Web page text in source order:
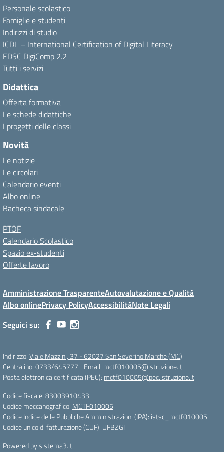
Personale scolastico
Famiglie e studenti
Indirizzi di studio
ICDL – International Certification of Digital Literacy
EDSC DigiComp 2.2
Tutti i servizi
Didattica
Offerta formativa
Le schede didattiche
I progetti delle classi
Novità
Le notizie
Le circolari
Calendario eventi
Albo online
Bacheca sindacale
PTOF
Calendario Scolastico
Spazio ex-studenti
Offerte lavoro
Amministrazione TrasparenteAutovalutazione e Qualità
Albo onlinePrivacy PolicyAccessibilitàNote Legali
Seguici su:
Indirizzo:Viale Mazzini, 37 - 62027 San Severino Marche (MC)
Centralino:0733/645777 Email: mctf010005@istruzione.it
Posta elettronica certificata (PEC): mctf010005@pec.istruzione.it
Codice fiscale: 83003910433
Codice meccanografico: MCTF010005
Codice Indice delle Pubbliche Amministrazioni (IPA): istsc_mctf010005
Codice unico di fatturazione (CUF): UFBZGI
Powered by sistema3.it